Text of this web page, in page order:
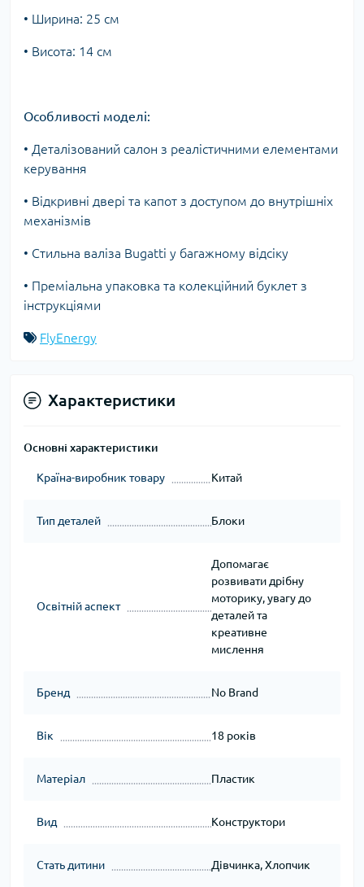
• Ширина: 25 см
• Висота: 14 см
Особливості моделі:
• Деталізований салон з реалістичними елементами
керування
• Відкривні двері та капот з доступом до внутрішніх
механізмів
• Стильна валіза Bugatti у багажному відсіку
• Преміальна упаковка та колекційний буклет з
інструкціями
FlyEnergy
Характеристики
Основні характеристики
Країна-виробник товару Китай
Тип деталей Блоки
Освітній аспект
Допомагає
розвивати дрібну
моторику, увагу до
деталей та
креативне
мислення
Бренд No Brand
Вік 18 років
Матеріал Пластик
Вид Конструктори
Стать дитини Дівчинка, Хлопчик